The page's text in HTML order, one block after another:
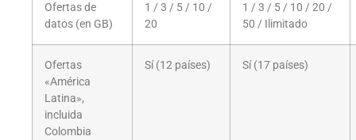
Ofertas de
datos (en GB)
1 / 3 / 5 / 10 /
20
1 / 3 / 5 / 10 / 20 /
50 / Ilimitado
Ofertas
«América
Latina»,
incluida
Colombia
Sí (12 países) Sí (17 países)